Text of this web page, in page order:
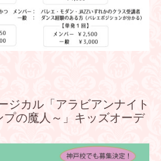
ジカル「アラビアンナイト
プの魔人～」キッズオーデ